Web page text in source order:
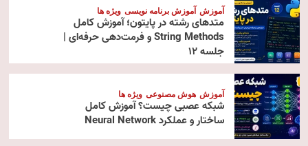
آموزش آموزش برنامه نویسی ویژه ها
متدهای رشته در پایتون؛ آموزش کامل
String Methods و فرمت‌دهی حرفه‌ای |
جلسه ۱۲
آموزش هوش مصنوعی ویژه ها
شبکه عصبی چیست؟ آموزش کامل
ساختار و عملکرد Neural Network